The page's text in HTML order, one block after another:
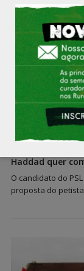
Haddad quer
O candidato do
proposta do